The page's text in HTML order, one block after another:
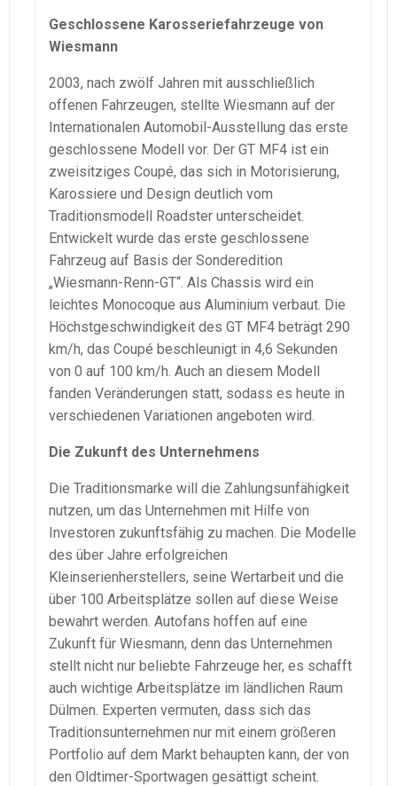
Geschlossene Karosseriefahrzeuge von
Wiesmann
2003, nach zwölf Jahren mit ausschließlich
offenen Fahrzeugen, stellte Wiesmann auf der
Internationalen Automobil-Ausstellung das erste
geschlossene Modell vor. Der GT MF4 ist ein
zweisitziges Coupé, das sich in Motorisierung,
Karossiere und Design deutlich vom
Traditionsmodell Roadster unterscheidet.
Entwickelt wurde das erste geschlossene
Fahrzeug auf Basis der Sonderedition
„Wiesmann-Renn-GT“. Als Chassis wird ein
leichtes Monocoque aus Aluminium verbaut. Die
Höchstgeschwindigkeit des GT MF4 beträgt 290
km/h, das Coupé beschleunigt in 4,6 Sekunden
von 0 auf 100 km/h. Auch an diesem Modell
fanden Veränderungen statt, sodass es heute in
verschiedenen Variationen angeboten wird.
Die Zukunft des Unternehmens
Die Traditionsmarke will die Zahlungsunfähigkeit
nutzen, um das Unternehmen mit Hilfe von
Investoren zukunftsfähig zu machen. Die Modelle
des über Jahre erfolgreichen
Kleinserienherstellers, seine Wertarbeit und die
über 100 Arbeitsplätze sollen auf diese Weise
bewahrt werden. Autofans hoffen auf eine
Zukunft für Wiesmann, denn das Unternehmen
stellt nicht nur beliebte Fahrzeuge her, es schafft
auch wichtige Arbeitsplätze im ländlichen Raum
Dülmen. Experten vermuten, dass sich das
Traditionsunternehmen nur mit einem größeren
Portfolio auf dem Markt behaupten kann, der von
den Oldtimer-Sportwagen gesättigt scheint.